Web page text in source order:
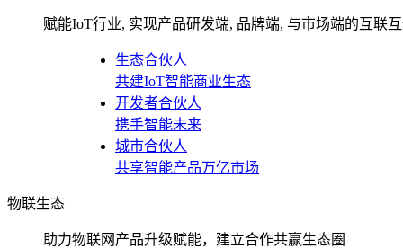
赋能IoT行业, 实现产品研发端, 品牌端, 与市场端的互联
生态合伙人
共建IoT智能商业生态
开发者合伙人
携手智能未来
城市合伙人
共享智能产品万亿市场
物联生态
助力物联网产品升级赋能，建立合作共赢生态圈